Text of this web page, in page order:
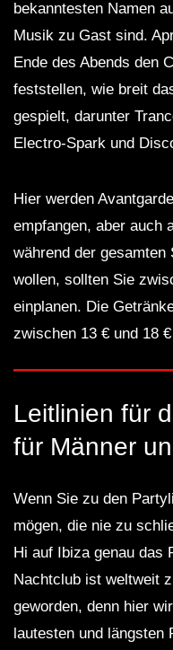
bekanntesten Namen
Musik zu Gast sind.
Ende des Abends den
feststellen, wie breit
gespielt, darunter
Electro-Spark und
Hier werden
empfangen, aber auch
während der
wollen, sollten Sie
einplanen. Die
zwischen 13 € und 18
Leitlinien für
für Männer
Wenn Sie zu den
mögen, die nie zu
Hi auf Ibiza genau das
Nachtclub ist weltweit
geworden, denn hier
lautesten und längsten